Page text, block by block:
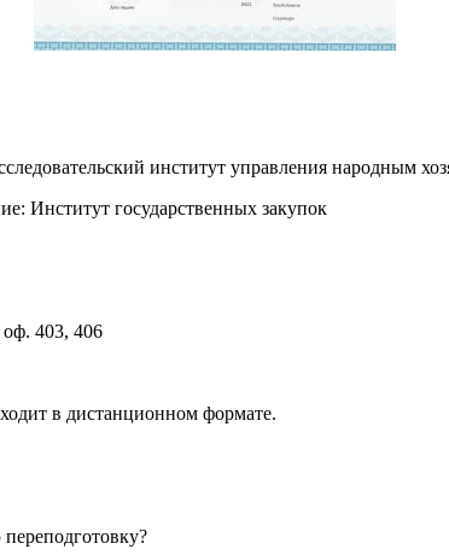
институт управления
Институт государственных закупок
403, 406
в дистанционном формате.